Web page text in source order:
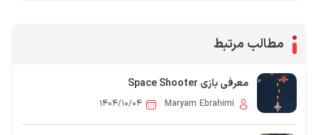
مطالب مرتبط
معرفی بازی Space Shooter
Maryam Ebrahimi ۱۴۰۴/۱۰/۰۴